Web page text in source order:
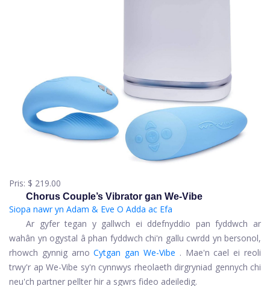
Pris: $ 219.00
Chorus Couple’s Vibrator gan We-Vibe
Siopa nawr yn Adam & Eve O Adda ac Efa
Ar gyfer tegan y gallwch ei ddefnyddio pan fyddwch ar
wahân yn ogystal â phan fyddwch chi'n gallu cwrdd yn bersonol,
rhowch gynnig arnoCytgan gan We-Vibe . Mae'n cael ei reoli
trwy'r ap We-Vibe sy'n cynnwys rheolaeth dirgryniad gennych chi
neu'ch partner pellter hir a sgwrs fideo adeiledig.